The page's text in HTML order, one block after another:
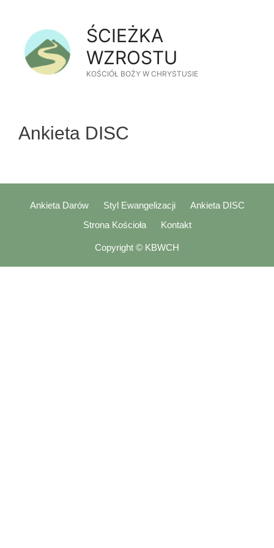
ŚCIEŻKA
WZROSTU
KOŚCIÓŁ BOŻY W CHRYSTUSIE
Ankieta DISC
Ankieta Darów Styl Ewangelizacji
Ankieta DISC
Strona Kościoła
Kontakt
Copyright © KBWCH